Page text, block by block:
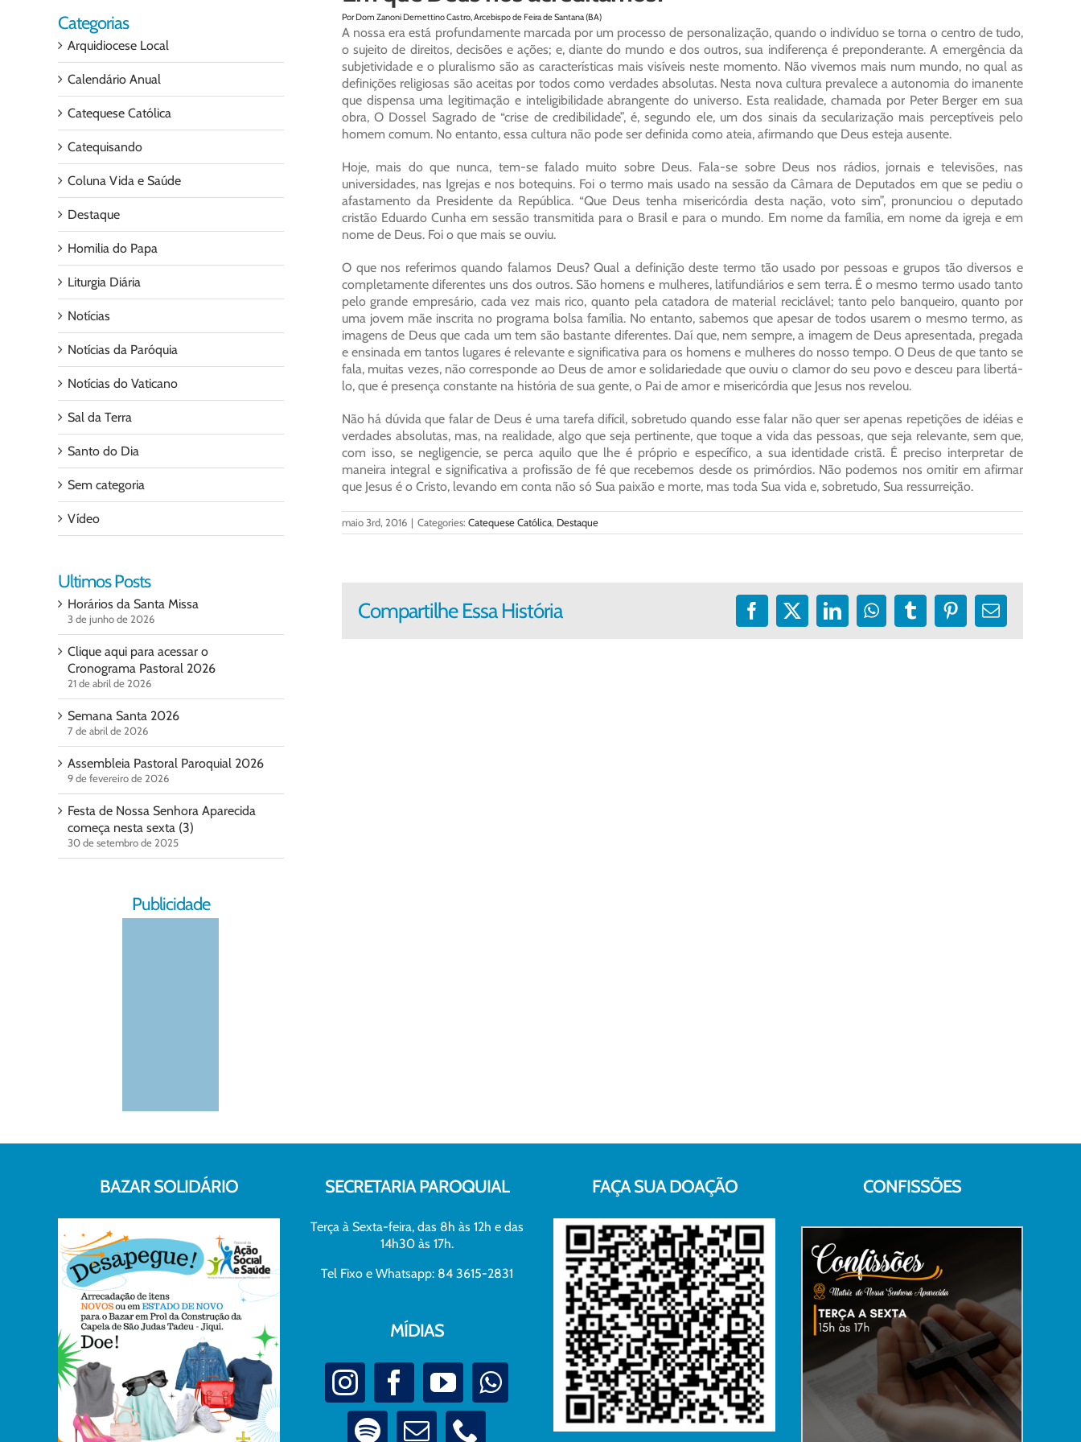
Por Dom Zanoni Demettino Castro, Arcebispo de Feira de Santana (BA)
A nossa era está profundamente marcada por um processo de personalização, quando o indivíduo se torna o centro de tudo,
o sujeito de direitos, decisões e ações; e, diante do mundo e dos outros, sua indiferença é preponderante. A emergência da
subjetividade e o pluralismo são as características mais visíveis neste momento. Não vivemos mais num mundo, no qual as
definições religiosas são aceitas por todos como verdades absolutas. Nesta nova cultura prevalece a autonomia do imanente
que dispensa uma legitimação e inteligibilidade abrangente do universo. Esta realidade, chamada por Peter Berger em sua
obra, O Dossel Sagrado de “crise de credibilidade”, é, segundo ele, um dos sinais da secularização mais perceptíveis pelo
homem comum. No entanto, essa cultura não pode ser definida como ateia, afirmando que Deus esteja ausente.
Hoje, mais do que nunca, tem-se falado muito sobre Deus. Fala-se sobre Deus nos rádios, jornais e televisões, nas
universidades, nas Igrejas e nos botequins. Foi o termo mais usado na sessão da Câmara de Deputados em que se pediu o
afastamento da Presidente da República. “Que Deus tenha misericórdia desta nação, voto sim”, pronunciou o deputado
cristão Eduardo Cunha em sessão transmitida para o Brasil e para o mundo. Em nome da família, em nome da igreja e em
nome de Deus. Foi o que mais se ouviu.
O que nos referimos quando falamos Deus? Qual a definição deste termo tão usado por pessoas e grupos tão diversos e
completamente diferentes uns dos outros. São homens e mulheres, latifundiários e sem terra. É o mesmo termo usado tanto
pelo grande empresário, cada vez mais rico, quanto pela catadora de material reciclável; tanto pelo banqueiro, quanto por
uma jovem mãe inscrita no programa bolsa família. No entanto, sabemos que apesar de todos usarem o mesmo termo, as
imagens de Deus que cada um tem são bastante diferentes. Daí que, nem sempre, a imagem de Deus apresentada, pregada
e ensinada em tantos lugares é relevante e significativa para os homens e mulheres do nosso tempo. O Deus de que tanto se
fala, muitas vezes, não corresponde ao Deus de amor e solidariedade que ouviu o clamor do seu povo e desceu para libertá-
lo, que é presença constante na história de sua gente, o Pai de amor e misericórdia que Jesus nos revelou.
Não há dúvida que falar de Deus é uma tarefa difícil, sobretudo quando esse falar não quer ser apenas repetições de idéias e
verdades absolutas, mas, na realidade, algo que seja pertinente, que toque a vida das pessoas, que seja relevante, sem que,
com isso, se negligencie, se perca aquilo que lhe é próprio e específico, a sua identidade cristã. É preciso interpretar de
maneira integral e significativa a profissão de fé que recebemos desde os primórdios. Não podemos nos omitir em afirmar
que Jesus é o Cristo, levando em conta não só Sua paixão e morte, mas toda Sua vida e, sobretudo, Sua ressurreição.
maio 3rd, 2016 | Categories: Catequese Católica, Destaque
Compartilhe Essa História Facebook
X LinkedInWhatsApp
TumblrPinterest
E-
Categorias
Arquidiocese Local
Calendário Anual
Catequese Católica
Catequisando
Coluna Vida e Saúde
Destaque
Homilia do Papa
Liturgia Diária
Notícias
Notícias da Paróquia
Notícias do Vaticano
Sal da Terra
Santo do Dia
Sem categoria
Vídeo
Ultimos Posts
Horários da Santa Missa
3 de junho de 2026
Clique aqui para acessar o
Cronograma Pastoral 2026
21 de abril de 2026
Semana Santa 2026
7 de abril de 2026
Assembleia Pastoral Paroquial 2026
9 de fevereiro de 2026
Festa de Nossa Senhora Aparecida
começa nesta sexta (3)
30 de setembro de 2025
Publicidade
BAZAR SOLIDÁRIO SECRETARIA PAROQUIAL
Terça à Sexta-feira, das 8h às 12h e das
14h30 às 17h.
Tel Fixo e Whatsapp: 84 3615-2831
MÍDIAS
FAÇA SUA DOAÇÃO CONFISSÕES